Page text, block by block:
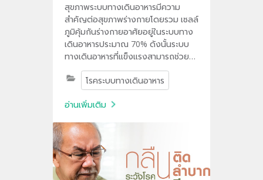
สุขภาพระบบทางเดินอาหารมีความ
สำคัญต่อสุขภาพร่างกายโดยรวม เซลล์
ภูมิคุ้มกันร่างกายอาศัยอยู่ในระบบทาง
เดินอาหารประมาณ 70% ดังนั้นระบบ
ทางเดินอาหารที่แข็งแรงสามารถช่วย
ป้องกันเราจากอาการอักเสบและโรคร้าย
ต่างๆได้โรคระบบทางเดินอาหาร
อ่านเพิ่มเติม